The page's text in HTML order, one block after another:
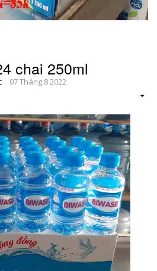
chai 250ml
07 Tháng 8 2022